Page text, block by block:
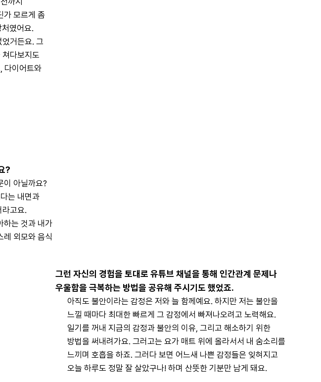
가 모르게 좀
처였어요.
거든요. 그
다보지도
다이어트와
?
이 아닐까요?
는 내면과
라고요.
하는 것과 내가
레 외모와 음식
그런 자신의 경험을 토대로 유튜브 채널을 통해 인간관계 문제나
우울함을 극복하는 방법을 공유해 주시기도 했었죠.
아직도 불안이라는 감정은 저와 늘 함께예요. 하지만 저는 불안을
느낄 때마다 최대한 빠르게 그 감정에서 빠져나오려고 노력해요.
일기를 꺼내 지금의 감정과 불안의 이유, 그리고 해소하기 위한
방법을 써내려가요. 그러고는 요가 매트 위에 올라서서 내 숨소리를
느끼며 호흡을 하죠. 그러다 보면 어느새 나쁜 감정들은 잊혀지고
오늘 하루도 정말 잘 살았구나! 하며 산뜻한 기분만 남게 돼요.